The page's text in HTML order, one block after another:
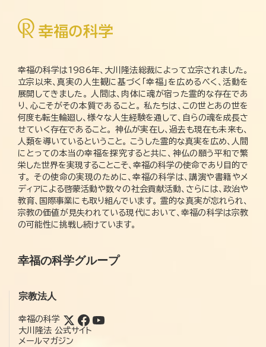
幸福の科学は1986年、大川隆法総裁によって立宗されました。
立宗以来、真実の人生観に基づく「幸福」を広めるべく、活動を
展開してきました。 人間は、肉体に魂が宿った霊的な存在であ
り、心こそがその本質であること。 私たちは、この世とあの世を
何度も転生輪廻し、様々な人生経験を通して、自らの魂を成長さ
せていく存在であること。 神仏が実在し、過去も現在も未来も、
人類を導いているということ。 こうした霊的な真実を広め、人間
にとっての本当の幸福を探究すると共に、神仏の願う平和で繁
栄した世界を実現することこそ、幸福の科学の使命であり目的で
す。 その使命の実現のために、幸福の科学は、講演や書籍やメ
ディアによる啓蒙活動や数々の社会貢献活動、さらには、政治や
教育、国際事業にも取り組んでいます。 霊的な真実が忘れられ、
宗教の価値が見失われている現代において、幸福の科学は宗教
の可能性に挑戦し続けています。
幸福の科学グループ
宗教法人
幸福の科学
大川隆法 公式サイト
メールマガジン